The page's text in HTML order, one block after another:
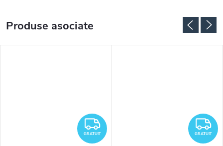
Produse asociate
GRATUIT
GRATUIT GRATUIT